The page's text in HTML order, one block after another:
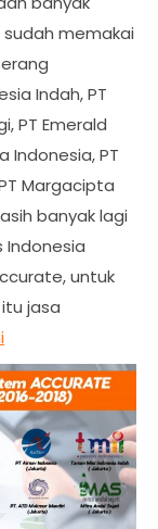
memakai
Indah, PT
PT Emerald
Indonesia, PT
Margacipta
banyak lagi
Indonesia
untuk
jasa